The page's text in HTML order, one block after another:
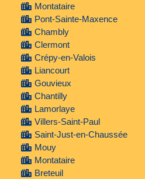
Montataire
Pont-Sainte-Maxence
Chambly
Clermont
Crépy-en-Valois
Liancourt
Gouvieux
Chantilly
Lamorlaye
Villers-Saint-Paul
Saint-Just-en-Chaussée
Mouy
Montataire
Breteuil